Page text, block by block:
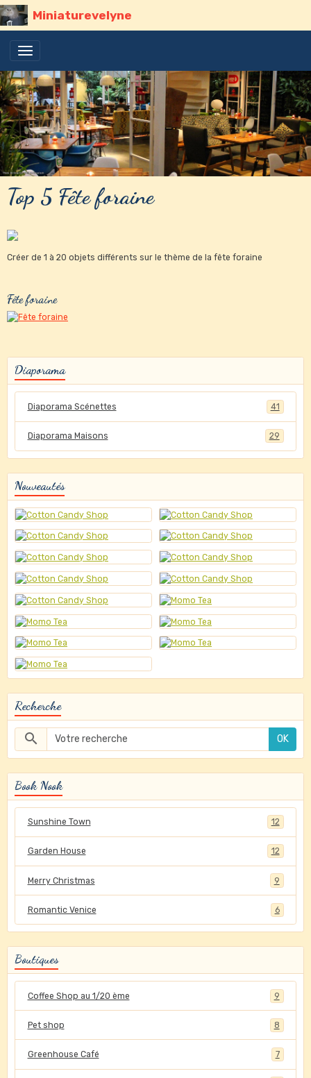
Miniaturevelyne
Top 5 Fête foraine
Créer de 1 à 20 objets différents sur le thème de la fête foraine
Fête foraine
Diaporama
Diaporama Scénettes 41
Diaporama Maisons 29
Nouveautés
Recherche
OK
Book Nook
Sunshine Town 12
Garden House 12
Merry Christmas 9
Romantic Venice 6
Boutiques
Coffee Shop au 1/20 ème 9
Pet shop 8
Greenhouse Café 7